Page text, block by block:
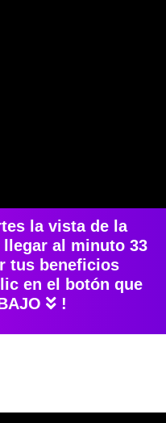
la vista de la
al minuto 33
tus beneficios
en el botón que
!